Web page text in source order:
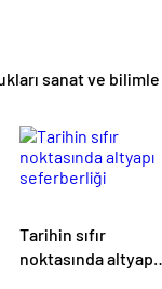
sanat ve bilimle
Tarihin sıfır
noktasında altyapı